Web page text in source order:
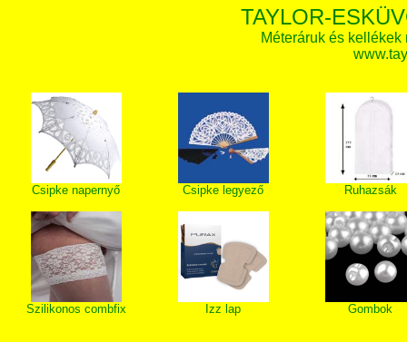
TAYLOR-
Méteráruk és
Csipke napernyő Csipke legyező Ruhazsák
Szilikonos combfix Izz lap Gombok